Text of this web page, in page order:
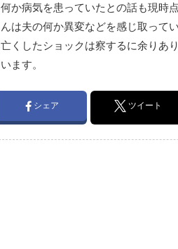
何か病気を患っていたとの話も現時
んは夫の何か異変などを感じ取って
亡くしたショックは察するに余りあ
います。
シェア ツイート